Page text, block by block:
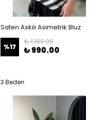
Saten Askılı Asimetrik Bluz
%17
₺ 1,199.00
₺ 990.00
3 Beden